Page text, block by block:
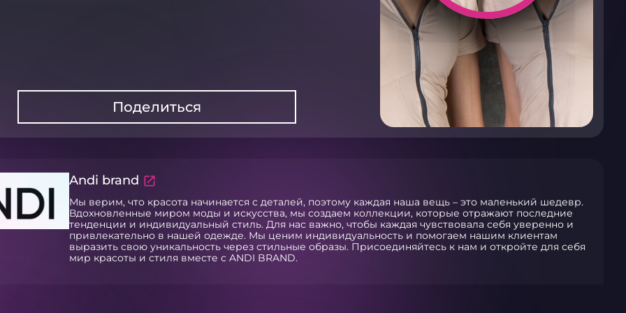
Поделиться
Andi brand
Мы верим, что красота начинается с деталей, поэтому каждая наша вещь – это маленький шедевр.
Вдохновленные миром моды и искусства, мы создаем коллекции, которые отражают последние
тенденции и индивидуальный стиль. Для нас важно, чтобы каждая чувствовала себя уверенно и
привлекательно в нашей одежде. Мы ценим индивидуальность и помогаем нашим клиентам
выразить свою уникальность через стильные образы. Присоединяйтесь к нам и откройте для себя
мир красоты и стиля вместе с ANDI BRAND.